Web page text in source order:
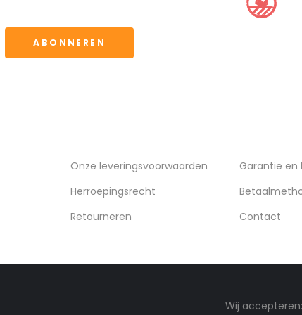
ABONNEREN
Onze leveringsvoorwaarden
Herroepingsrecht
Retourneren
Garantie en
Contact
Wij